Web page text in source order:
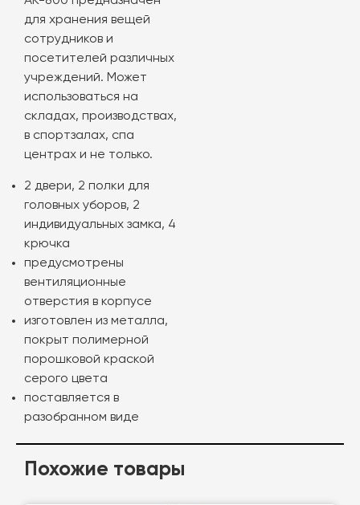
для хранения вещей
сотрудников и
посетителей различных
учреждений. Может
использоваться на
складах, производствах,
в спортзалах, спа
центрах и не только.
2 двери, 2 полки для
головных уборов, 2
индивидуальных замка, 4
крючка
предусмотрены
вентиляционные
отверстия в корпусе
изготовлен из металла,
покрыт полимерной
порошковой краской
серого цвета
поставляется в
разобранном виде
Похожие товары